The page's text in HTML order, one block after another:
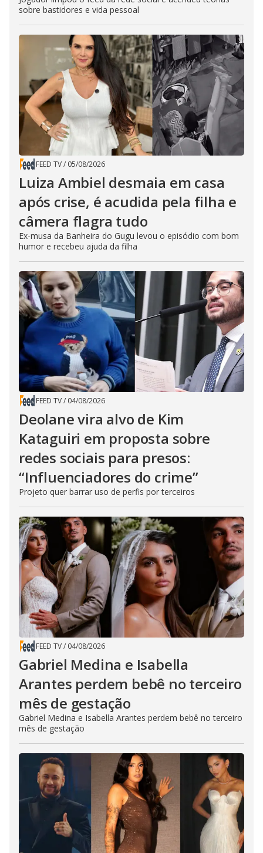
sobre bastidores e vida pessoal
FEED TV/ 05/08/2026
Luiza Ambiel desmaia em casa
após crise, é acudida pela filha e
câmera flagra tudo
Ex-musa da Banheira do Gugu levou o episódio com bom
humor e recebeu ajuda da filha
FEED TV/ 04/08/2026
Deolane vira alvo de Kim
Kataguiri em proposta sobre
redes sociais para presos:
“Influenciadores do crime”
Projeto quer barrar uso de perfis por terceiros
FEED TV/ 04/08/2026
Gabriel Medina e Isabella
Arantes perdem bebê no terceiro
mês de gestação
Gabriel Medina e Isabella Arantes perdem bebê no terceiro
mês de gestação